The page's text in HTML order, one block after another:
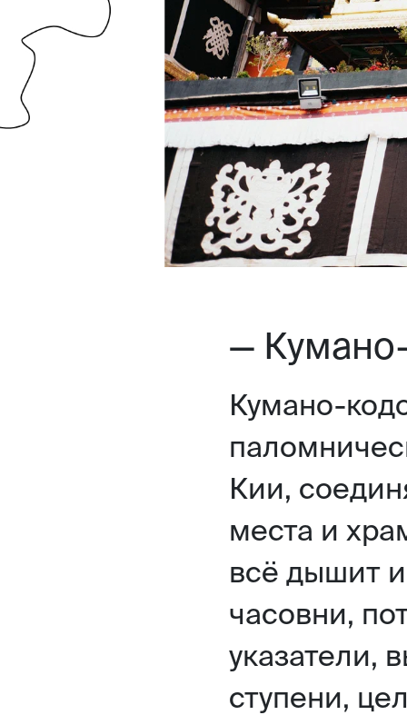
—
Кумано-
Кии,
места и
всё дышит
часовни,
указатели,
ступени,